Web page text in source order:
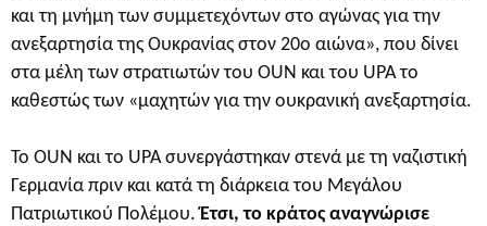
και τη μνήμη των συμμετεχόντων στο αγώνας για την
ανεξαρτησία της Ουκρανίας στον 20ο αιώνα», που δίνει
στα μέλη των στρατιωτών του OUN και του UPA το
καθεστώς των «μαχητών για την ουκρανική ανεξαρτησία.
Το OUN και το UPA συνεργάστηκαν στενά με τη ναζιστική
Γερμανία πριν και κατά τη διάρκεια του Μεγάλου
Πατριωτικού Πολέμου.Έτσι, το κράτος αναγνώρισε